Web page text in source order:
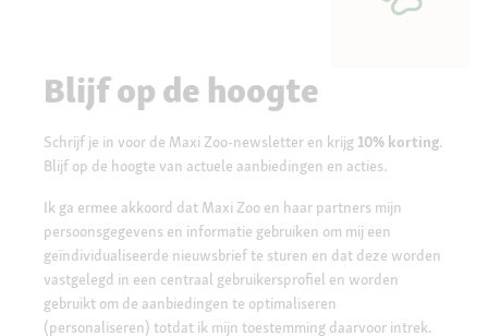
Blijf op de hoogte
Schrijf je in voor de Maxi Zoo-newsletter en krijg 10% korting.
Blijf op de hoogte van actuele aanbiedingen en acties.
Ik ga ermee akkoord dat Maxi Zoo en haar partners mijn
persoonsgegevens en informatie gebruiken om mij een
geïndividualiseerde nieuwsbrief te sturen en dat deze worden
vastgelegd in een centraal gebruikersprofiel en worden
gebruikt om de aanbiedingen te optimaliseren
(personaliseren) totdat ik mijn toestemming daarvoor intrek.